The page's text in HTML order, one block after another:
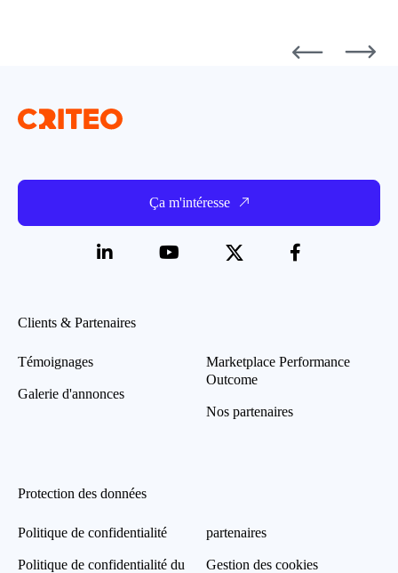
Ça m'intéresse
Clients & Partenaires
Témoignages
Galerie d'annonces
Marketplace Performance
Outcome
Nos partenaires
Protection des données
Politique de confidentialité
Politique de confidentialité du
partenaires
Gestion des cookies